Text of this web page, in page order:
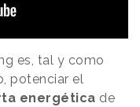
es, tal y como
potenciar el
energética de